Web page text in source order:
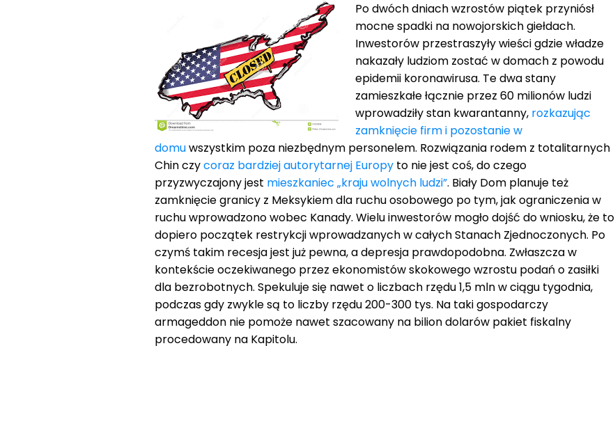
Po dwóch dniach wzrostów piątek przyniósł
mocne spadki na nowojorskich giełdach.
Inwestorów przestraszyły wieści gdzie władze
nakazały ludziom zostać w domach z powodu
epidemii koronawirusa. Te dwa stany
zamieszkałe łącznie przez 60 milionów ludzi
wprowadziły stan kwarantanny, rozkazując
zamknięcie firm i pozostanie w
domuwszystkim poza niezbędnym personelem. Rozwiązania rodem z totalitarnych
Chin czycoraz bardziej autorytarnej Europy to nie jest coś, do czego
przyzwyczajony jest mieszkaniec „kraju wolnych ludzi”. Biały Dom planuje też
zamknięcie granicy z Meksykiem dla ruchu osobowego po tym, jak ograniczenia w
ruchu wprowadzono wobec Kanady. Wielu inwestorów mogło dojść do wniosku, że to
dopiero początek restrykcji wprowadzanych w całych Stanach Zjednoczonych. Po
czymś takim recesja jest już pewna, a depresja prawdopodobna. Zwłaszcza w
kontekście oczekiwanego przez ekonomistów skokowego wzrostu podań o zasiłki
dla bezrobotnych. Spekuluje się nawet o liczbach rzędu 1,5 mln w ciągu tygodnia,
podczas gdy zwykle są to liczby rzędu 200-300 tys. Na taki gospodarczy
armageddon nie pomoże nawet szacowany na bilion dolarów pakiet fiskalny
procedowany na Kapitolu.